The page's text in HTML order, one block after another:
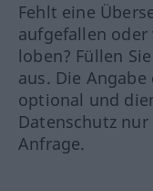
Fehlt eine
aufgefallen oder
loben? Füllen
aus. Die
optional und
Datenschutz
Anfrage.